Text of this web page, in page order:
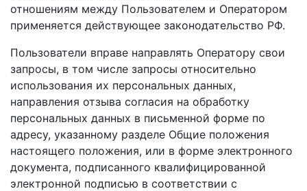
отношениям между Пользователем и Оператором
применяется действующее законодательство РФ.
Пользователи вправе направлять Оператору свои
запросы, в том числе запросы относительно
использования их персональных данных,
направления отзыва согласия на обработку
персональных данных в письменной форме по
адресу, указанному разделе Общие положения
настоящего положения, или в форме электронного
документа, подписанного квалифицированной
электронной подписью в соответствии с